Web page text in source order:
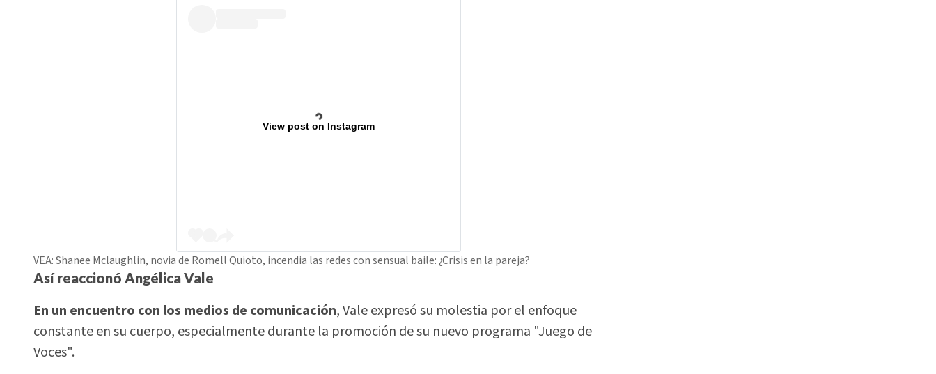
View post on Instagram
VEA: Shanee Mclaughlin, novia de Romell Quioto, incendia las redes con sensual baile: ¿Crisis en la pareja?
Así reaccionó Angélica Vale
En un encuentro con los medios de comunicación, Vale expresó su molestia por el enfoque
constante en su cuerpo, especialmente durante la promoción de su nuevo programa "Juego de
Voces".